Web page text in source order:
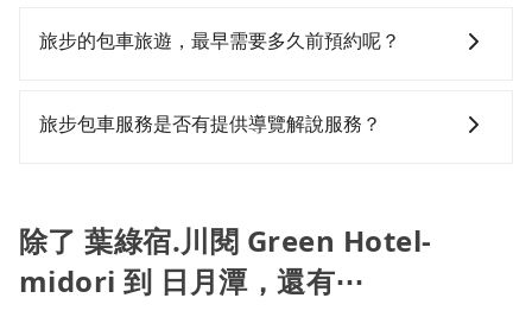
使用時還是有其區域的限制，實際可停靠的地點與你的
上下車地點仍有段距離，在遇到下雨天或者載行李時，
7~8折提供專車到府服務，是絕大多數乘客出行的最佳選
確認。一天包車的價格可能跟其他車隊相差無幾，但是
或九人座箱型車，如需10人以上巴士，請來信洽詢。
格通常是根據時間或距離來計算，而且在不同城市和地
之前，最好先詢問清楚具體價格和注意事項。相比之
用。
旅步的包車旅遊，最早需要多久前預約呢？
提供早鳥優惠，您越早預訂就能享有更優惠的價格。所
旅步包車服務是否有提供導覽解說服務？
booking@tripool.app聯繫我們，將有專人協助回覆確
認是否能協助安排。
除了 葉綠宿.川閱 Green Hotel-
midori 到 日月潭，還有⋯